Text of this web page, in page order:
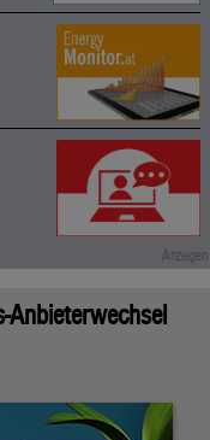
Anbieterwechsel